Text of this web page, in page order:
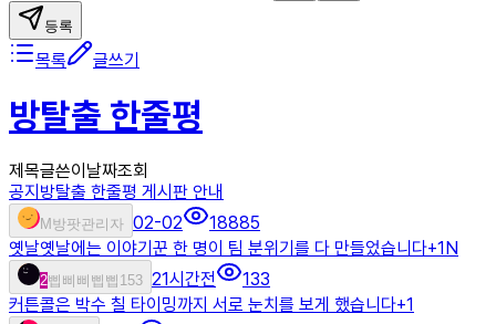
등록
목록 글쓰기
방탈출 한줄평
제목글쓴이 날짜조회
공지 방탈출 한줄평 게시판 안내
M 방팟관리자 02-02
18885
옛날옛날에는 이야기꾼 한 명이 팀 분위기를 다 만들었습니다+1 N
2삡삐삐삡삡153 21시간전
133
커튼콜은 박수 칠 타이밍까지 서로 눈치를 보게 했습니다+1